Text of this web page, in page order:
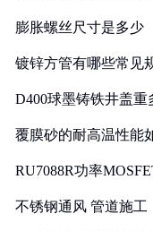
膨胀螺丝尺寸是多少
镀锌方管有哪些常见
D400球墨铸铁井盖重
覆膜砂的耐高温性能
RU7088R功率
不锈钢通风 管道施工